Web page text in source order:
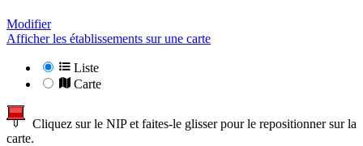
Modifier
Afficher les établissements sur une carte
Liste
Carte
Cliquez sur le NIP et faites-le glisser pour le repositionner sur la
carte.